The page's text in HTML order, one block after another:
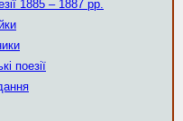
1885 – 1887 рр.
поезії